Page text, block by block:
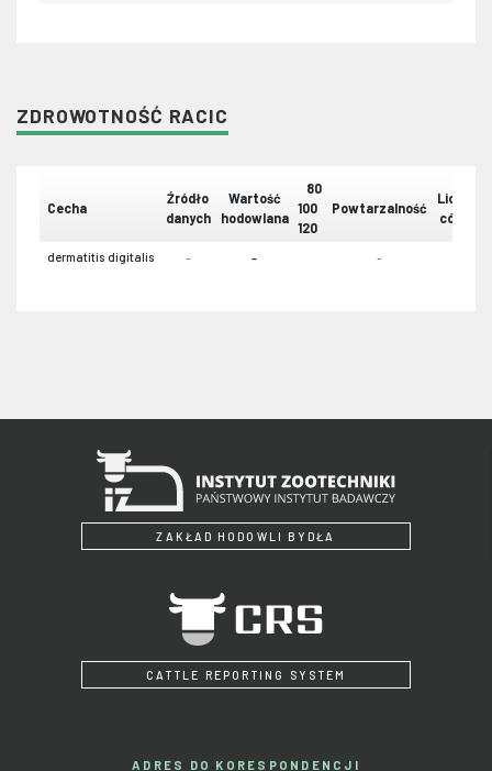
ZDROWOTNOŚĆ RACIC
Cecha
Źródło
danych
Wartość
hodowlana
80
100
120
Powtarzalność
Liczba
córek
dermatitis digitalis - - -
ZAKŁAD HODOWLI BYDŁA
CATTLE REPORTING SYSTEM
ADRES DO KORESPONDENCJI